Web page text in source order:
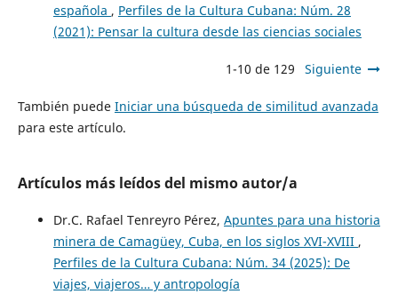
española , Perfiles de la Cultura Cubana: Núm. 28
(2021): Pensar la cultura desde las ciencias sociales
1-10 de 129 Siguiente
También puede Iniciar una búsqueda de similitud avanzada
para este artículo.
Artículos más leídos del mismo autor/a
Dr.C. Rafael Tenreyro Pérez, Apuntes para una historia
minera de Camagüey, Cuba, en los siglos XVI-XVIII ,
Perfiles de la Cultura Cubana: Núm. 34 (2025): De
viajes, viajeros… y antropología